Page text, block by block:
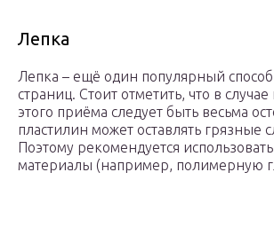
Лепка
Лепка – ещё один популярный
страниц. Стоит отметить, что в
этого приёма следует быть весьма
пластилин может оставлять грязные
Поэтому рекомендуется
материалы (например, полимерную